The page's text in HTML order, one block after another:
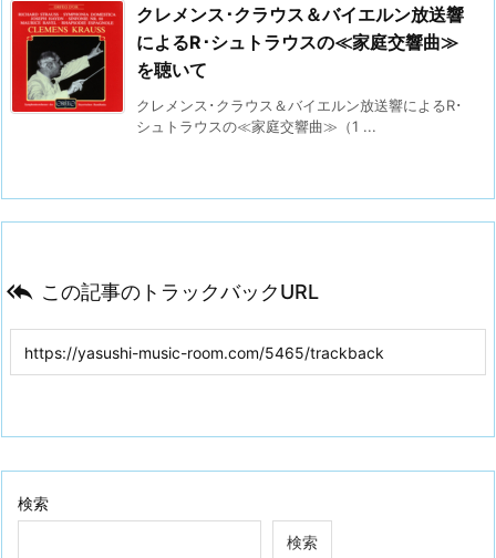
クレメンス･クラウス＆バイエルン放送響
によるR･シュトラウスの≪家庭交響曲≫
を聴いて
クレメンス･クラウス＆バイエルン放送響によるR･
シュトラウスの≪家庭交響曲≫（1 ...
 この記事のトラックバックURL
検索
検索